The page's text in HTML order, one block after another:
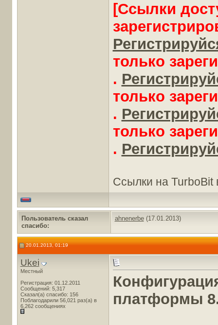
[Ссылки
только
.
только
.
только
.
Ссылки на TurboBit
Пользователь сказал
cпасибо:
ahnenerbe(17.01.2013)
20.01.2013, 01:19
Ukei
Местный
Регистрация: 01.12.2011
Сообщений: 5,317
Сказал(а) спасибо: 156
Поблагодарили 56,021 раз(а) в
6,262 сообщениях
платформы